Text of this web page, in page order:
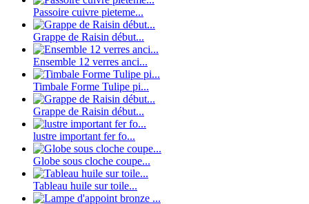
Passoire cuivre pieteme...
Grappe de Raisin début...
Ensemble 12 verres anci...
Timbale Forme Tulipe pi...
Grappe de Raisin début...
lustre important fer fo...
Globe sous cloche coupe...
Tableau huile sur toile...